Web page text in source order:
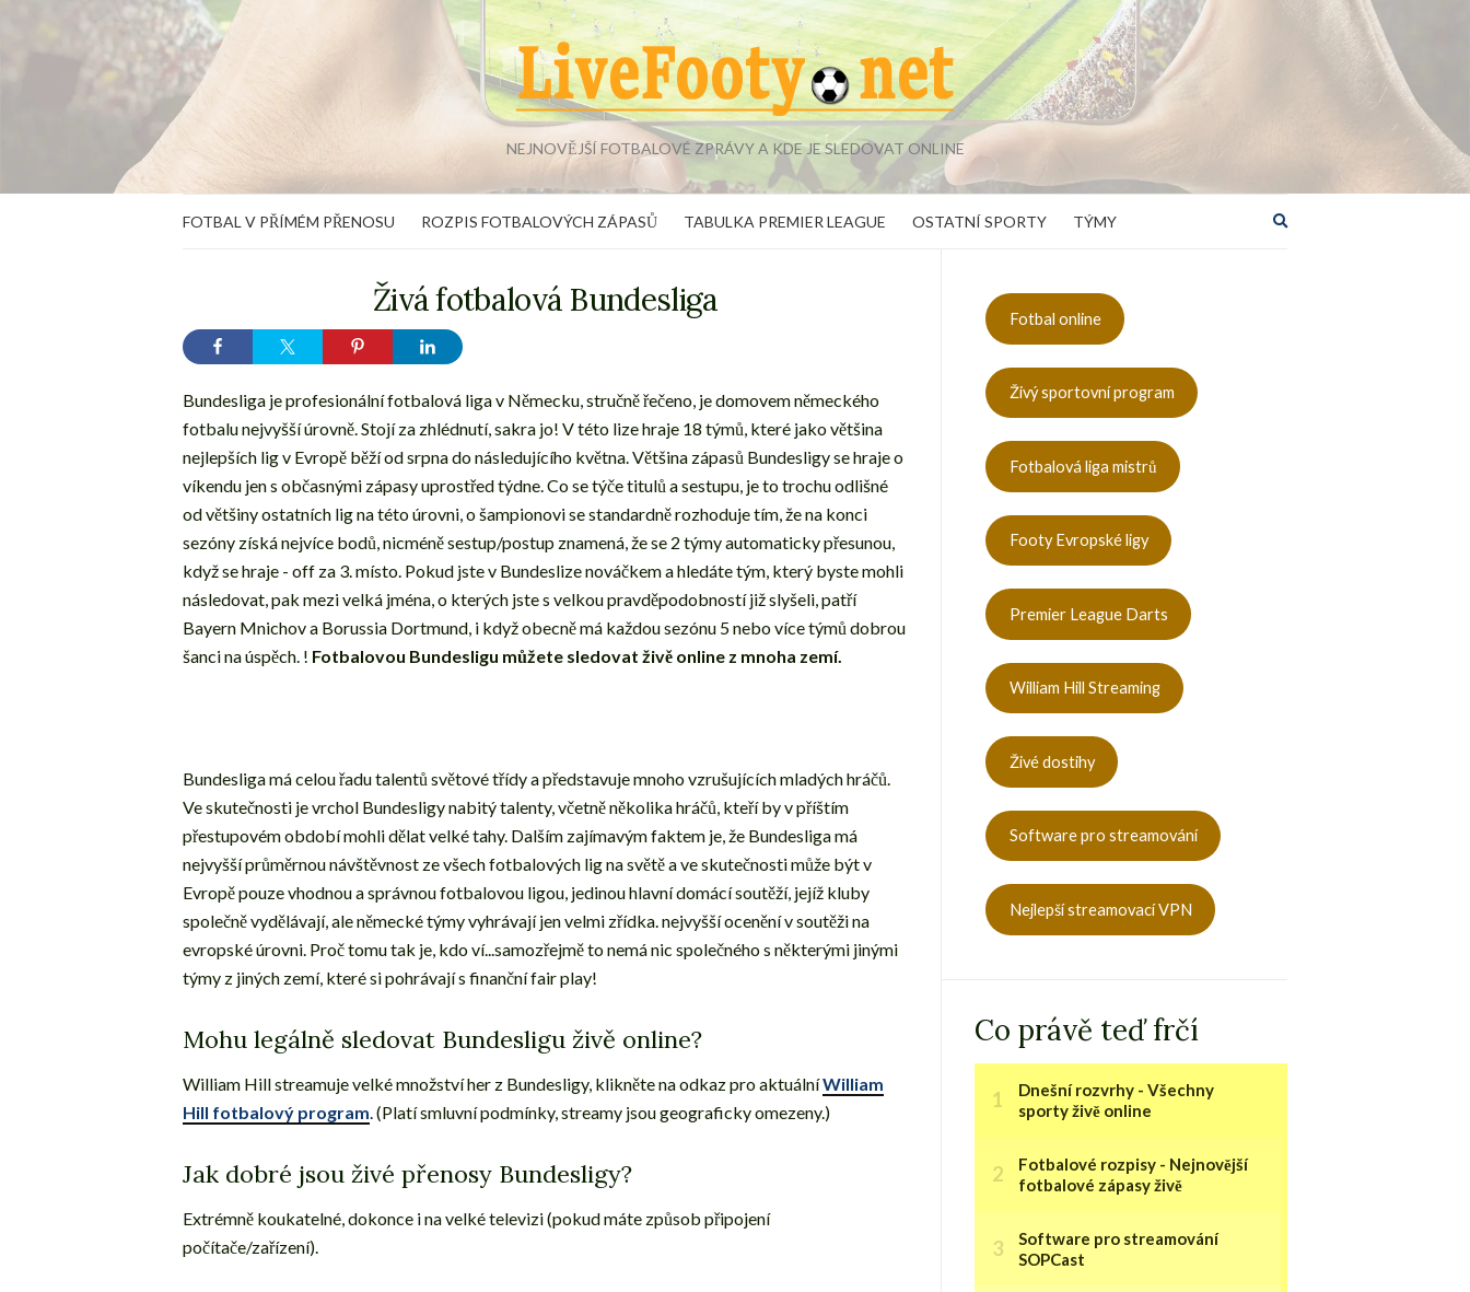
NEJNOVĚJŠÍ FOTBALOVÉ ZPRÁVY A KDE JE SLEDOVAT ONLINE
FOTBAL V PŘÍMÉM PŘENOSU ROZPIS FOTBALOVÝCH ZÁPASŮ TABULKA PREMIER LEAGUE OSTATNÍ SPORTY TÝMY
Živá fotbalová Bundesliga
Bundesliga je profesionální fotbalová liga v Německu, stručně řečeno, je domovem německého
fotbalu nejvyšší úrovně. Stojí za zhlédnutí, sakra jo! V této lize hraje 18 týmů, které jako většina
nejlepších lig v Evropě běží od srpna do následujícího května. Většina zápasů Bundesligy se hraje o
víkendu jen s občasnými zápasy uprostřed týdne. Co se týče titulů a sestupu, je to trochu odlišné
od většiny ostatních lig na této úrovni, o šampionovi se standardně rozhoduje tím, že na konci
sezóny získá nejvíce bodů, nicméně sestup/postup znamená, že se 2 týmy automaticky přesunou,
když se hraje - off za 3. místo. Pokud jste v Bundeslize nováčkem a hledáte tým, který byste mohli
následovat, pak mezi velká jména, o kterých jste s velkou pravděpodobností již slyšeli, patří
Bayern Mnichov a Borussia Dortmund, i když obecně má každou sezónu 5 nebo více týmů dobrou
šanci na úspěch. ! Fotbalovou Bundesligu můžete sledovat živě online z mnoha zemí.
Bundesliga má celou řadu talentů světové třídy a představuje mnoho vzrušujících mladých hráčů.
Ve skutečnosti je vrchol Bundesligy nabitý talenty, včetně několika hráčů, kteří by v příštím
přestupovém období mohli dělat velké tahy. Dalším zajímavým faktem je, že Bundesliga má
nejvyšší průměrnou návštěvnost ze všech fotbalových lig na světě a ve skutečnosti může být v
Evropě pouze vhodnou a správnou fotbalovou ligou, jedinou hlavní domácí soutěží, jejíž kluby
společně vydělávají, ale německé týmy vyhrávají jen velmi zřídka. nejvyšší ocenění v soutěži na
evropské úrovni. Proč tomu tak je, kdo ví...samozřejmě to nemá nic společného s některými jinými
týmy z jiných zemí, které si pohrávají s finanční fair play!
Mohu legálně sledovat Bundesligu živě online?
William Hill streamuje velké množství her z Bundesligy, klikněte na odkaz pro aktuálníWilliam
Hill fotbalový program. (Platí smluvní podmínky, streamy jsou geograficky omezeny.)
Jak dobré jsou živé přenosy Bundesligy?
Extrémně koukatelné, dokonce i na velké televizi (pokud máte způsob připojení
počítače/zařízení).
Fotbal online
Živý sportovní program
Fotbalová liga mistrů
Footy Evropské ligy
Premier League Darts
William Hill Streaming
Živé dostihy
Software pro streamování
Nejlepší streamovací VPN
Co právě teď frčí
Dnešní rozvrhy - Všechny
sporty živě online
Fotbalové rozpisy - Nejnovější
fotbalové zápasy živě
Software pro streamování
SOPCast